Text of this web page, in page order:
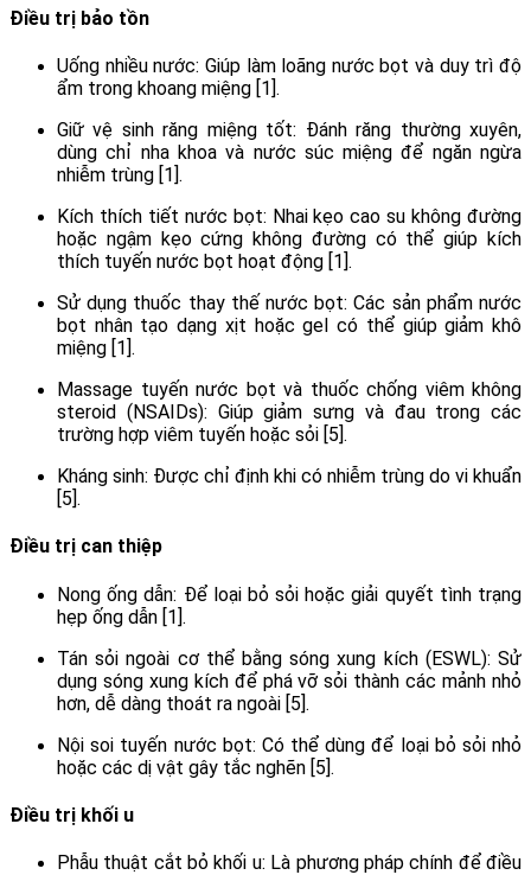
Điều trị bảo tồn
Uống nhiều nước: Giúp làm loãng nước bọt và duy trì độ
ẩm trong khoang miệng [1].
Giữ vệ sinh răng miệng tốt: Đánh răng thường xuyên,
dùng chỉ nha khoa và nước súc miệng để ngăn ngừa
nhiễm trùng [1].
Kích thích tiết nước bọt: Nhai kẹo cao su không đường
hoặc ngậm kẹo cứng không đường có thể giúp kích
thích tuyến nước bọt hoạt động [1].
Sử dụng thuốc thay thế nước bọt: Các sản phẩm nước
bọt nhân tạo dạng xịt hoặc gel có thể giúp giảm khô
miệng [1].
Massage tuyến nước bọt và thuốc chống viêm không
steroid (NSAIDs): Giúp giảm sưng và đau trong các
trường hợp viêm tuyến hoặc sỏi [5].
Kháng sinh: Được chỉ định khi có nhiễm trùng do vi khuẩn
[5].
Điều trị can thiệp
Nong ống dẫn: Để loại bỏ sỏi hoặc giải quyết tình trạng
hẹp ống dẫn [1].
Tán sỏi ngoài cơ thể bằng sóng xung kích (ESWL): Sử
dụng sóng xung kích để phá vỡ sỏi thành các mảnh nhỏ
hơn, dễ dàng thoát ra ngoài [5].
Nội soi tuyến nước bọt: Có thể dùng để loại bỏ sỏi nhỏ
hoặc các dị vật gây tắc nghẽn [5].
Điều trị khối u
Phẫu thuật cắt bỏ khối u: Là phương pháp chính để điều